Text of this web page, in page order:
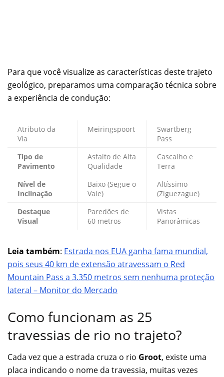
Para que você visualize as características deste trajeto
geológico, preparamos uma comparação técnica sobre
a experiência de condução:
Atributo da
Via
Meiringspoort
Swartberg
Pass
Tipo de
Pavimento
Asfalto de Alta
Qualidade
Cascalho e
Terra
Nível de
Inclinação
Baixo (Segue o
Vale)
Altíssimo
(Ziguezague)
Destaque
Visual
Paredões de
60 metros
Vistas
Panorâmicas
Leia também: Estrada nos EUA ganha fama mundial,
pois seus 40 km de extensão atravessam o Red
Mountain Pass a 3.350 metros sem nenhuma proteção
lateral – Monitor do Mercado
Como funcionam as 25
travessias de rio no trajeto?
Cada vez que a estrada cruza o rio Groot, existe uma
placa indicando o nome da travessia, muitas vezes